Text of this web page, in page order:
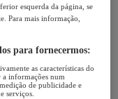
esquerda da página, se
Para mais informação,
para fornecermos:
as características do
a informações num
de publicidade e
serviços.